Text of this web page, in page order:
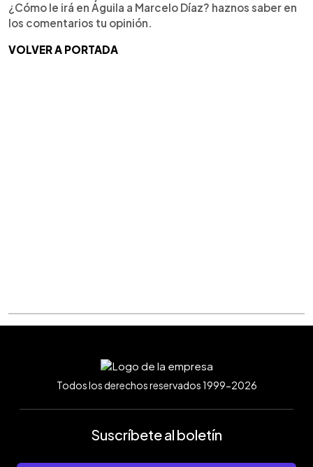
¿Cómo le irá en Águila a Marcelo Díaz? haznos saber en
los comentarios tu opinión.
VOLVER A PORTADA
Todos los derechos reservados 1999-2026
Suscríbete al boletín